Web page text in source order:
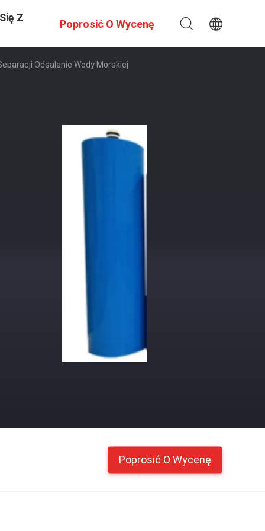
Z
Poprosić O Wycenę
Odsalanie Wody Morskiej
Poprosić O Wycenę